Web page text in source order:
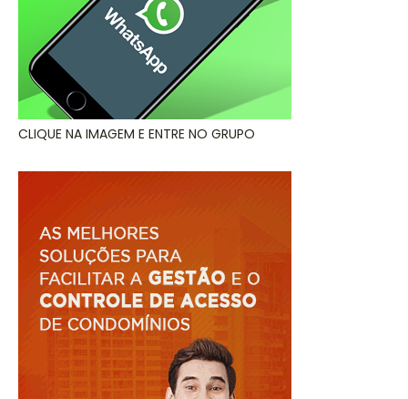
CLIQUE NA IMAGEM E ENTRE NO GRUPO